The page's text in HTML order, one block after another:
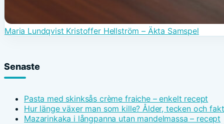
Maria Lundqvist Kristoffer Hellström – Äkta Samspel
Senaste
Pasta med skinksås crème fraiche – enkelt recept
Hur länge växer man som kille? Ålder, tecken och
Mazarinkaka i långpanna utan mandelmassa – recept